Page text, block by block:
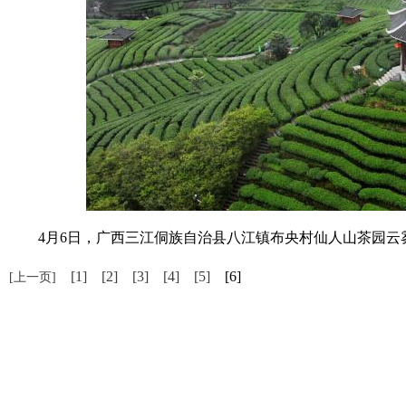
4月6日，广西三江侗族自治县八江镇布央村仙人山茶园云
[上一页] [1] [2] [3] [4] [5] [6]